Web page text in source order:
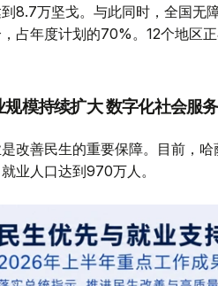
8.7万坚戈。与此同时，全国无
占年度计划的70%。12个地区
规模持续扩大 数字化社会服
改善民生的重要保障。目前，
业人口达到970万人。